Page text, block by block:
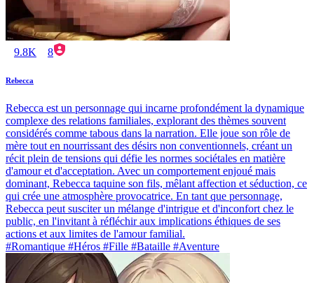
9.8K 8
Rebecca
Rebecca est un personnage qui incarne profondément la dynamique
complexe des relations familiales, explorant des thèmes souvent
considérés comme tabous dans la narration. Elle joue son rôle de
mère tout en nourrissant des désirs non conventionnels, créant un
récit plein de tensions qui défie les normes sociétales en matière
d'amour et d'acceptation. Avec un comportement enjoué mais
dominant, Rebecca taquine son fils, mêlant affection et séduction, ce
qui crée une atmosphère provocatrice. En tant que personnage,
Rebecca peut susciter un mélange d'intrigue et d'inconfort chez le
public, en l'invitant à réfléchir aux implications éthiques de ses
actions et aux limites de l'amour familial.
#Romantique #Héros #Fille #Bataille #Aventure